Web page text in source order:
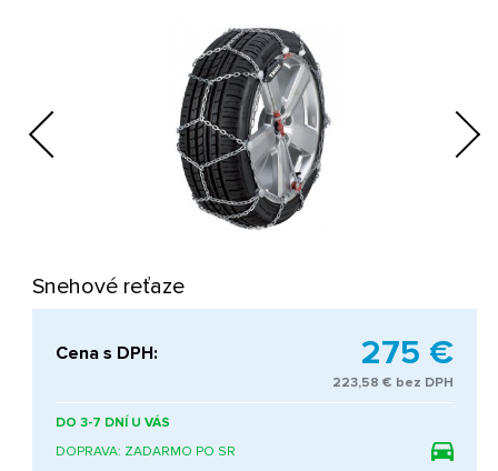
Previous Next
Snehové reťaze
Cena s DPH: 275 €
223,58 € bez DPH
DO 3-7 DNÍ U VÁS
DOPRAVA: ZADARMO PO SR